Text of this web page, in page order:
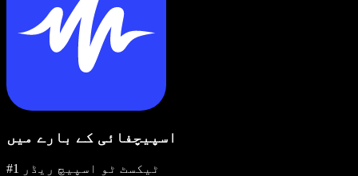
اسپیچفائی کے بارے میں
#1 ٹیکسٹ ٹو اسپیچ ریڈر